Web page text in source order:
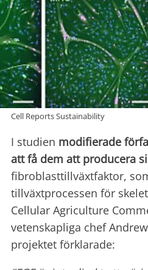
Cell Reports Sustainability
I studien modifierade
att få dem att producera
fibroblasttillväxtfaktor,
tillväxtprocessen för
Cellular Agriculture
vetenskapliga chef
projektet förklarade: